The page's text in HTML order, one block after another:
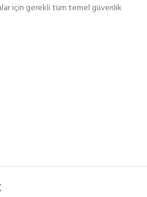
için gerekli tüm temel güvenlik